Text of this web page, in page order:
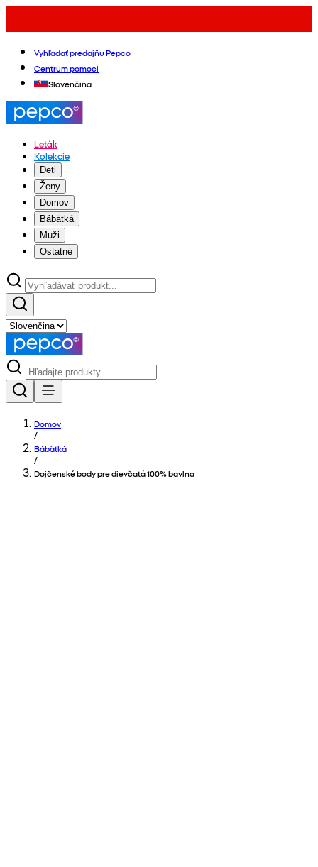
Vyhľadať predajňu Pepco
Centrum pomoci
Slovenčina
Leták
Kolekcie
Deti
Ženy
Domov
Bábätká
Muži
Ostatné
Domov
/
Bábätká
/
Dojčenské body pre dievčatá 100% bavlna